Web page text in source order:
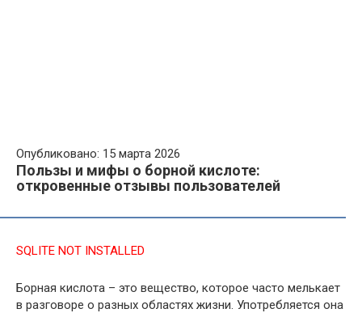
Опубликовано: 15 марта 2026
Пользы и мифы о борной кислоте:
откровенные отзывы пользователей
SQLITE NOT INSTALLED
Борная кислота – это вещество, которое часто мелькает
в разговоре о разных областях жизни. Употребляется она